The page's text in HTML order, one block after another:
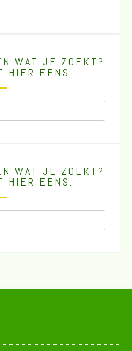
WAT JE ZOEKT?
HIER EENS.
WAT JE ZOEKT?
HIER EENS.